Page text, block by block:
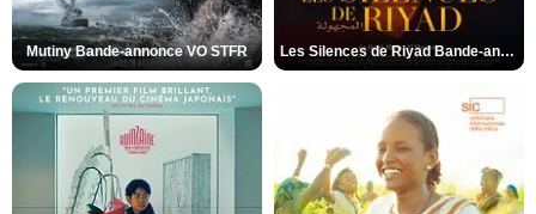
Mutiny Bande-annonce VO STFR Les Silences de Riyad Bande-annonce VO STFR